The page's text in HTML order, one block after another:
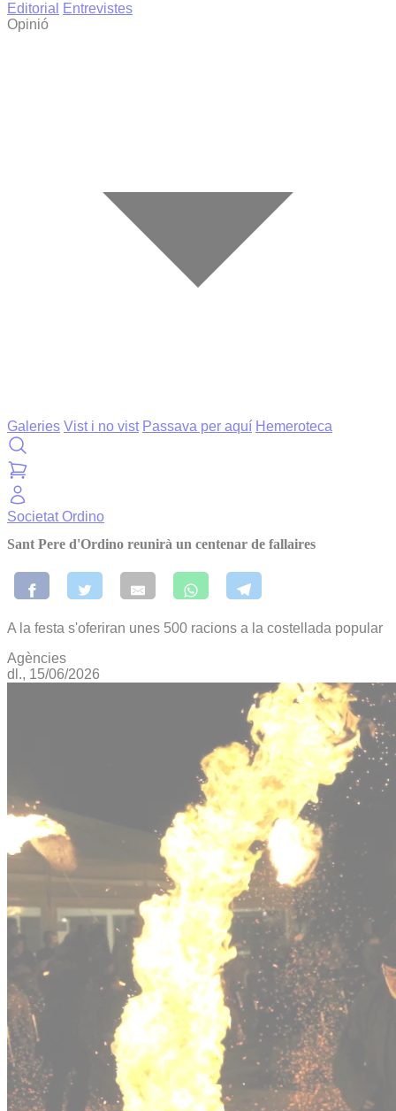
Editorial
Entrevistes
Opinió
Galeries Vist i no vist Passava per aquí Hemeroteca
SocietatOrdino
Sant Pere d'Ordino reunirà un centenar de fallaires
A la festa s'oferiran unes 500 racions a la costellada popular
Agències
dl., 15/06/2026